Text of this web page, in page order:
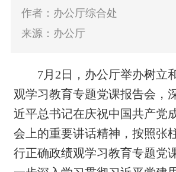
作者：办公厅综合处
来源：办公厅
7月2日，办公厅举办树立
观学习教育专题党课报告会 ，
近平总书记在庆祝中国共产党
会上的重要讲话精神，按照张
行正确政绩观学习教育专题党